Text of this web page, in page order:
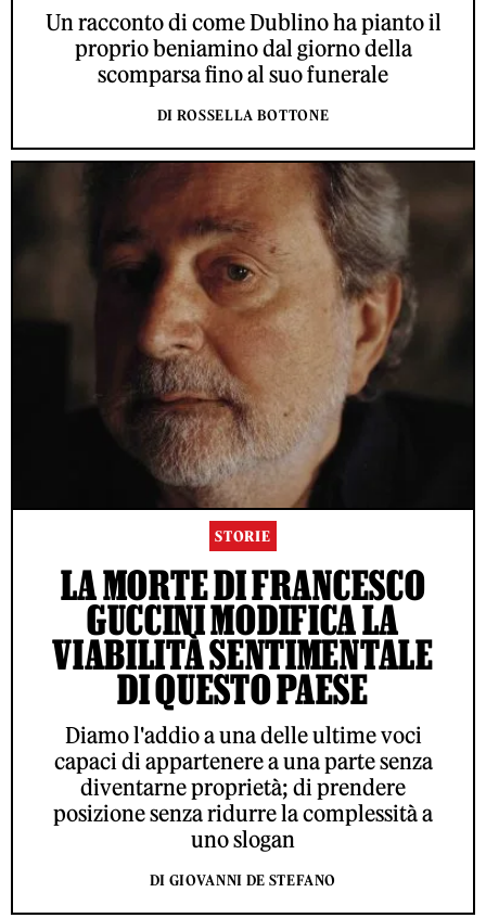
Un racconto di come Dublino ha pianto il
proprio beniamino dal giorno della
scomparsa fino al suo funerale
DI ROSSELLA BOTTONE
STORIE
LA MORTE DI FRANCESCO
GUCCINI MODIFICA LA
VIABILITÀ SENTIMENTALE
DI QUESTO PAESE
Diamo l'addio a una delle ultime voci
capaci di appartenere a una parte senza
diventarne proprietà; di prendere
posizione senza ridurre la complessità a
uno slogan
DI GIOVANNI DE STEFANO